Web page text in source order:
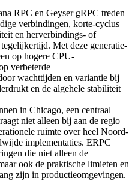
RPC en Geyser gRPC treden
verbindingen, korte-cyclus
en herverbindings- of
Met deze generatie-
op hogere CPU-
verbeterde
wachttijden en variantie bij
en de algehele stabiliteit
in Chicago, een centraal
niet alleen bij aan de regio
ruimte over heel Noord-
implementaties. ERPC
die niet alleen de
ook de praktische limieten en
zijn in productieomgevingen.